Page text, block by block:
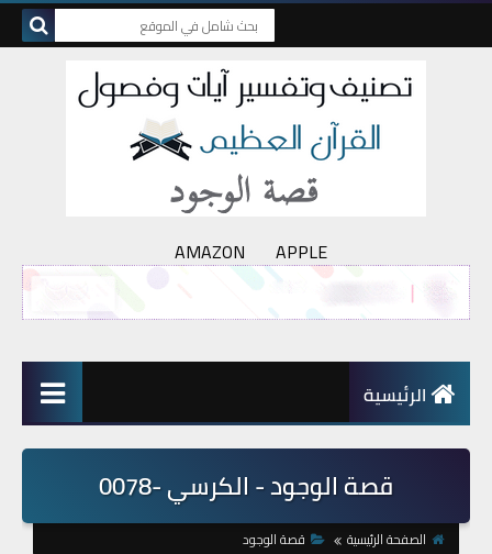
AMAZON APPLE
الرئيسية
قصة الوجود - الكرسي -0078
الصفحة الرئيسية
قصة الوجود